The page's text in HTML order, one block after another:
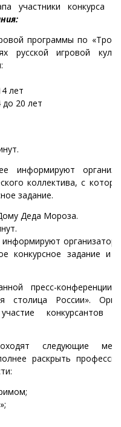
участники конкурса
программы по
русской игровой
лет
20 лет
информируют
коллектива, с
задание.
Деда Мороза.
информируют
конкурсное задание и
пресс-
столица России».
конкурсантов
следующие
раскрыть